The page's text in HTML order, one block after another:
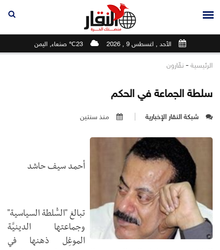
الأحد , اغسطس 9 , 2026 23℃ صنعاء, اليمن
الرئيسية - نقّارون
سلطة الجماعة في الحكم
شبكة النقار الإخبارية منذ سنتين
أحمد سيف حاشد
تبالغ "السُّلطة السياسية"
وجماعتها الدينيَّة
الموغِل ذهنها في